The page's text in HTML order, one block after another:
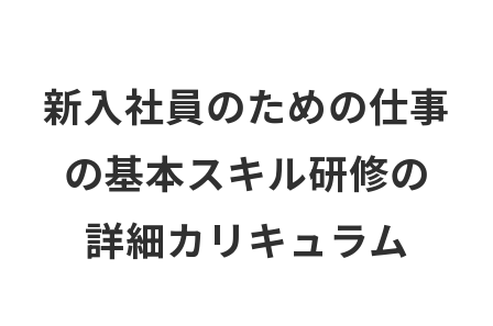
新入社員のための仕事
の基本スキル研修の
詳細カリキュラム